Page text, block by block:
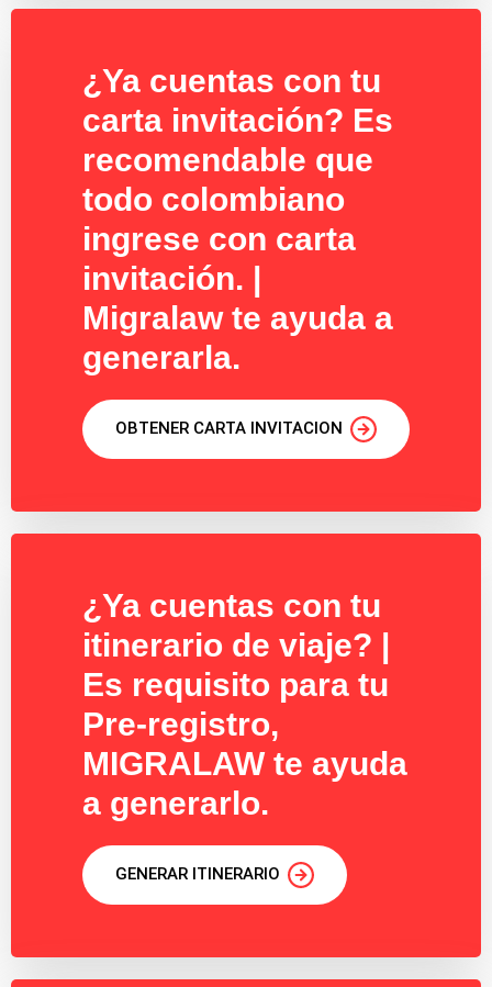
¿Ya cuentas con tu
carta invitación? Es
recomendable que
todo colombiano
ingrese con carta
invitación. |
Migralaw te ayuda a
generarla.
OBTENER CARTA INVITACION
¿Ya cuentas con tu
itinerario de viaje? |
Es requisito para tu
Pre-registro,
MIGRALAW te ayuda
a generarlo.
GENERAR ITINERARIO